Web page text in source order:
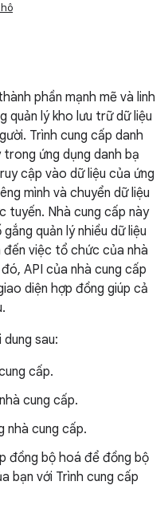
phần mạnh mẽ và linh
quản lý kho lưu trữ dữ liệu
Trình cung cấp danh
ứng dụng danh bạ
cập vào dữ liệu của ứng
mình và chuyển dữ liệu
Nhà cung cấp này
quản lý nhiều dữ liệu
việc tổ chức của nhà
API của nhà cung cấp
diện hợp đồng giúp cả
sau:
cấp.
cung cấp.
nhà cung cấp.
đồng bộ hoá để đồng bộ
bạn với Trình cung cấp